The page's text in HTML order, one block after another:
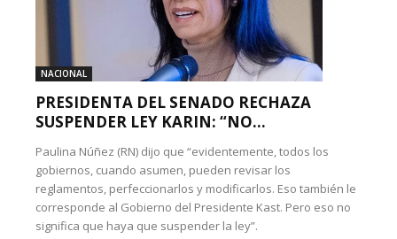
NACIONAL
PRESIDENTA DEL SENADO RECHAZA
SUSPENDER LEY KARIN: “NO...
Paulina Núñez (RN) dijo que “evidentemente, todos los
gobiernos, cuando asumen, pueden revisar los
reglamentos, perfeccionarlos y modificarlos. Eso también le
corresponde al Gobierno del Presidente Kast. Pero eso no
significa que haya que suspender la ley”.